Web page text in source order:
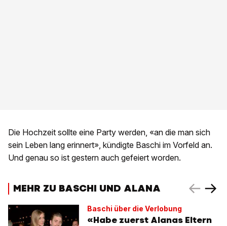
Die Hochzeit sollte eine Party werden, «an die man sich
sein Leben lang erinnert», kündigte Baschi im Vorfeld an.
Und genau so ist gestern auch gefeiert worden.
MEHR ZU BASCHI UND ALANA
Baschi über die Verlobung
«Habe zuerst Alanas Eltern